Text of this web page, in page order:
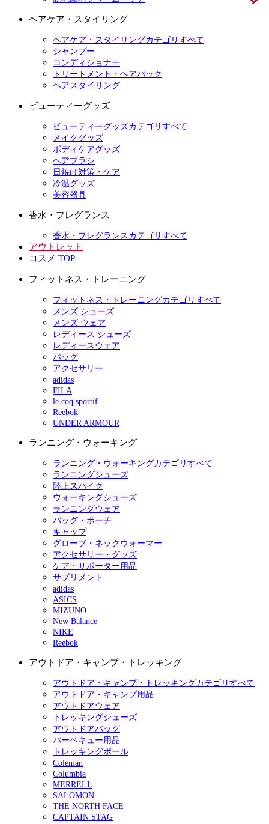
ヘアケア・スタイリング
ヘアケア・スタイリングカテゴリすべて
シャンプー
コンディショナー
トリートメント・ヘアパック
ヘアスタイリング
ビューティーグッズ
ビューティーグッズカテゴリすべて
メイクグッズ
ボディケアグッズ
ヘアブラシ
日焼け対策・ケア
冷温グッズ
美容器具
香水・フレグランス
香水・フレグランスカテゴリすべて
アウトレット
コスメ TOP
フィットネス・トレーニング
フィットネス・トレーニングカテゴリすべて
メンズ シューズ
メンズ ウェア
レディース シューズ
レディースウェア
バッグ
アクセサリー
adidas
FILA
le coq sportif
Reebok
UNDER ARMOUR
ランニング・ウォーキング
ランニング・ウォーキングカテゴリすべて
ランニングシューズ
陸上スパイク
ウォーキングシューズ
ランニングウェア
バッグ・ポーチ
キャップ
グローブ・ネックウォーマー
アクセサリー・グッズ
ケア・サポーター用品
サプリメント
adidas
ASICS
MIZUNO
New Balance
NIKE
Reebok
アウトドア・キャンプ・トレッキング
アウトドア・キャンプ・トレッキングカテゴリすべて
アウトドア・キャンプ用品
アウトドアウェア
トレッキングシューズ
アウトドアバッグ
バーベキュー用品
トレッキングポール
Coleman
Columbia
MERRELL
SALOMON
THE NORTH FACE
CAPTAIN STAG